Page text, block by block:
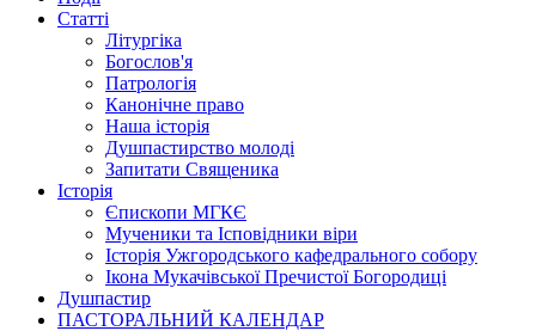
Статті
Літургіка
Богослов'я
Патрологія
Канонічне право
Наша історія
Душпастирство молоді
Запитати Священика
Історія
Єпископи МГКЄ
Мученики та Ісповідники віри
Історія Ужгородського кафедрального собору
Ікона Мукачівської Пречистої Богородиці
Душпастир
ПАСТОРАЛЬНИЙ КАЛЕНДАР